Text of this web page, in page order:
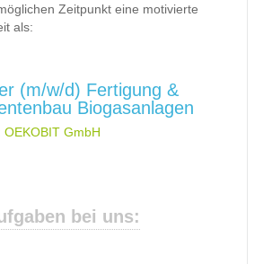
Zeitpunkt eine motivierte
als:
(m/w/d) Fertigung &
Biogasanlagen
OEKOBIT GmbH
bei uns: